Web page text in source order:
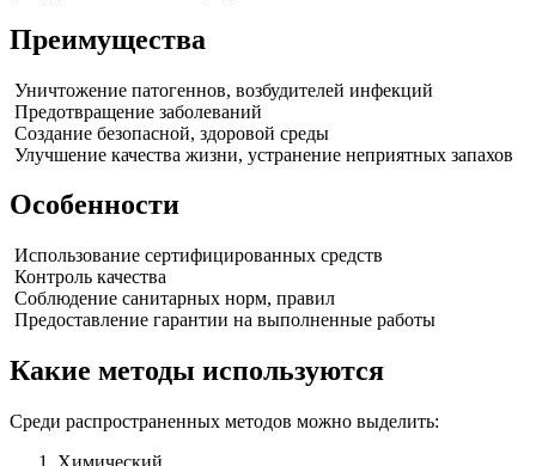
Преимущества
Уничтожение патогеннов, возбудителей инфекций
Предотвращение заболеваний
Создание безопасной, здоровой среды
Улучшение качества жизни, устранение неприятных запахов
Особенности
Использование сертифицированных средств
Контроль качества
Соблюдение санитарных норм, правил
Предоставление гарантии на выполненные работы
Какие методы используются
Среди распространенных методов можно выделить: